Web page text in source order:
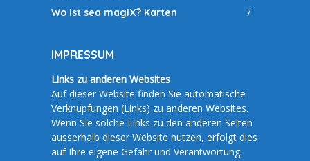
Wo ist sea magiX? Karten 7
IMPRESSUM
Links zu anderen Websites
Auf dieser Website finden Sie automatische
Verknüpfungen (Links) zu anderen Websites.
Wenn Sie solche Links zu den anderen Seiten
ausserhalb dieser Website nutzen, erfolgt dies
auf Ihre eigene Gefahr und Verantwortung.